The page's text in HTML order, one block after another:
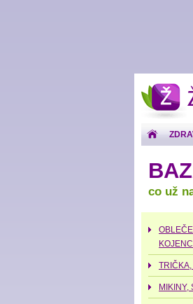
co už
MIKINY,